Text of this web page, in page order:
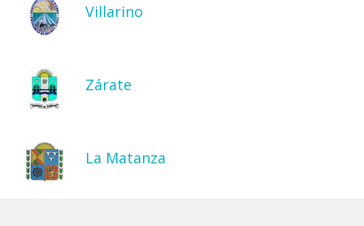
Villarino
Zárate
La Matanza